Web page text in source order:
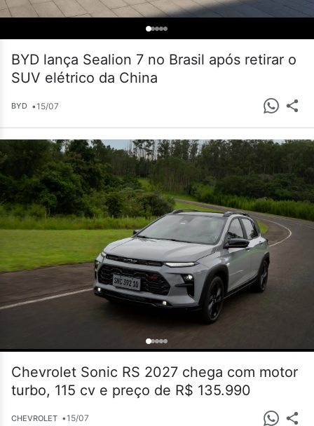
BYD lança Sealion 7 no Brasil após retirar o
SUV elétrico da China
BYD •15/07
Chevrolet Sonic RS 2027 chega com motor
turbo, 115 cv e preço de R$ 135.990
CHEVROLET •15/07